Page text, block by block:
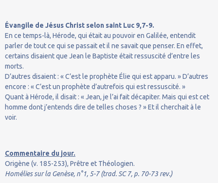
Évangile de Jésus Christ selon saint Luc 9,7-9.
En ce temps-là, Hérode, qui était au pouvoir en Galilée, entendit
parler de tout ce qui se passait et il ne savait que penser. En effet,
certains disaient que Jean le Baptiste était ressuscité d’entre les
morts.
D’autres disaient : « C’est le prophète Élie qui est apparu. » D’autres
encore : « C’est un prophète d’autrefois qui est ressuscité. »
Quant à Hérode, il disait : « Jean, je l’ai fait décapiter. Mais qui est cet
homme dont j’entends dire de telles choses ? » Et il cherchait à le
voir.
Commentaire du jour.
Origène (v. 185-253), Prêtre et Théologien.
Homélies sur la Genèse, n°1, 5-7 (trad. SC 7, p. 70-73 rev.)